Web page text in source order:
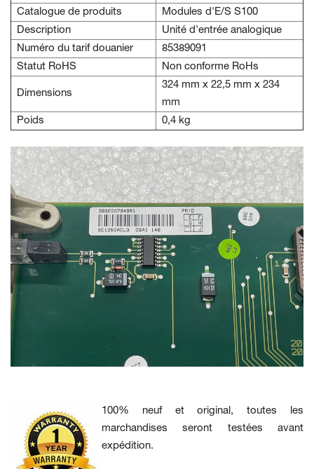
Catalogue de produits
Modules d'E/S S100
Description
Unité d'entrée analogique
Numéro du tarif douanier
85389091
Statut RoHS
Non conforme RoHs
Dimensions
324 mm x 22,5 mm x 234
mm
Poids
0,4 kg
100% neuf et original, toutes les
marchandises seront testées avant
expédition.